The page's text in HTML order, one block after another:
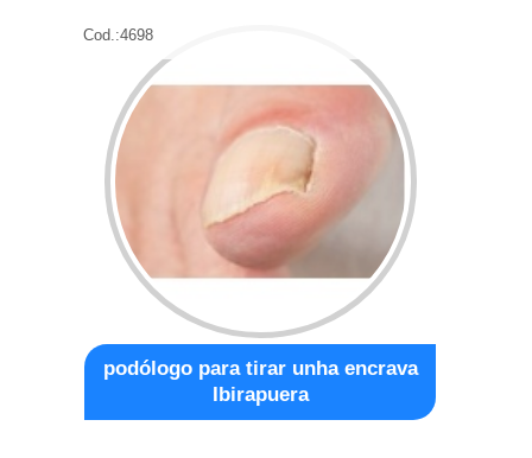
Cod.:4698
podólogo para tirar unha encrava
Ibirapuera